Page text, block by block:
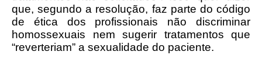
que, segundo a resolução, faz parte do código
de ética dos profissionais não discriminar
homossexuais nem sugerir tratamentos que
“reverteriam” a sexualidade do paciente.